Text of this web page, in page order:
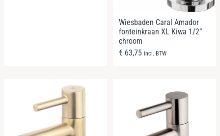
Wiesbaden Caral Amador
fonteinkraan XL Kiwa 1/2”
chroom
€ 63,75 incl. BTW